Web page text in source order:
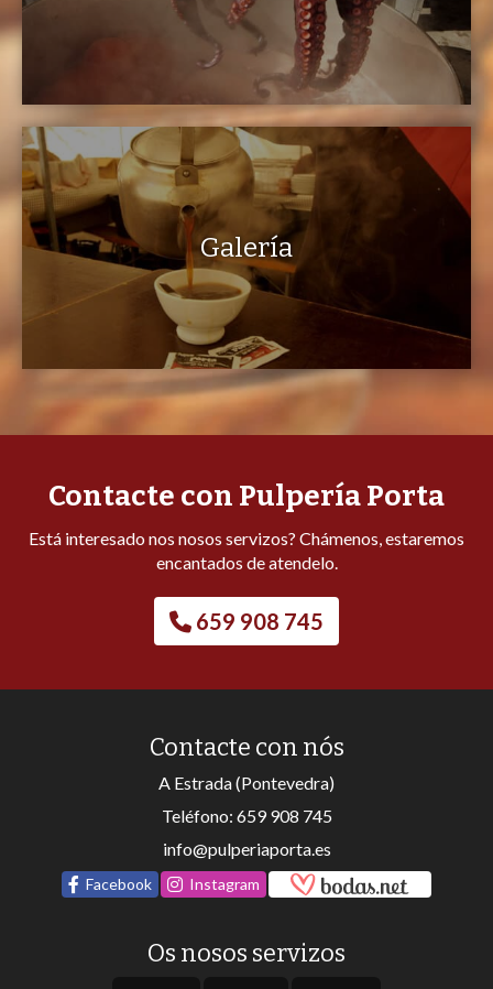
Galería
Contacte con Pulpería Porta
Está interesado nos nosos servizos? Chámenos, estaremos
encantados de atendelo.
659 908 745
Os nosos servizos
Contacte con nós
A Estrada (Pontevedra)
Teléfono: 659 908 745
info@pulperiaporta.es
Facebook Instagram